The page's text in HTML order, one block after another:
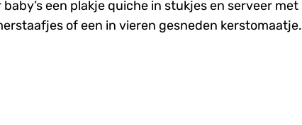
baby’s een plakje quiche in stukjes en serveer met
of een in vieren gesneden kerstomaatje.